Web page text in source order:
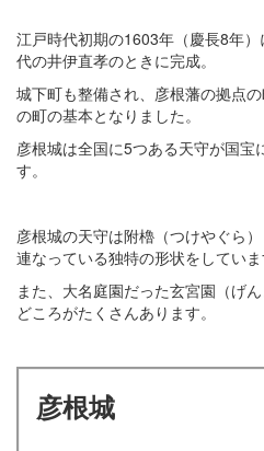
江戸時代初期の1603年（慶長8年
代の井伊直孝のときに完成。
城下町も整備され、彦根藩の拠点
の町の基本となりました。
彦根城は全国に5つある天守が国宝
す。
彦根城の天守は附櫓（つけやぐら
連なっている独特の形状をしていま
また、大名庭園だった玄宮園（げ
どころがたくさんあります。
彦根城